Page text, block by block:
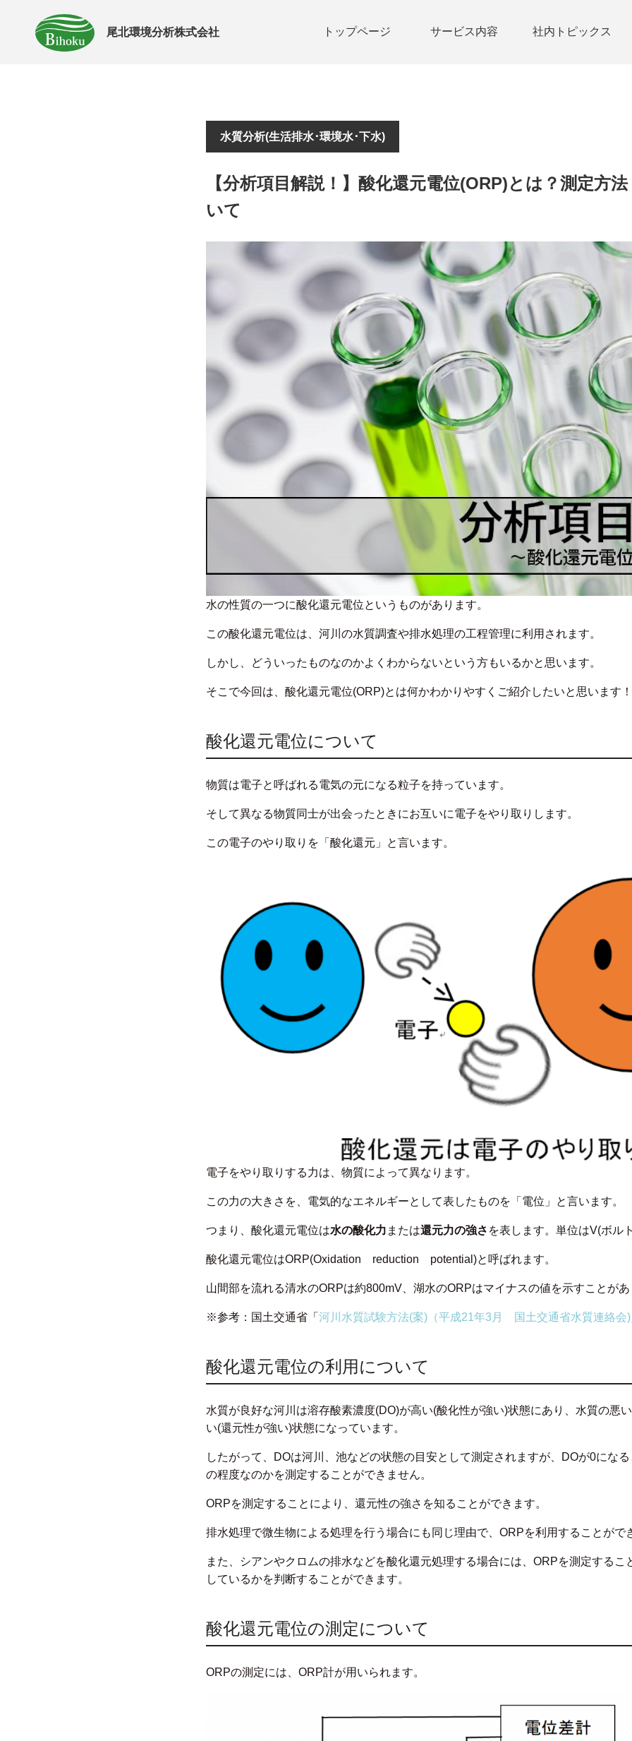
尾北環境分析株式会社 トップページ サービス内容 社内トピックス
水質分析(生活排水･環境水･下水)
【分析項目解説！】酸化還元電位(ORP)とは？測定方
いて
水の性質の一つに酸化還元電位というものがあります。
この酸化還元電位は、河川の水質調査や排水処理の工程管理に利用されます。
しかし、どういったものなのかよくわからないという方もいるかと思います。
そこで今回は、酸化還元電位(ORP)とは何かわかりやすくご紹介したいと思います！
酸化還元電位について
物質は電子と呼ばれる電気の元になる粒子を持っています。
そして異なる物質同士が出会ったときにお互いに電子をやり取りします。
この電子のやり取りを「酸化還元」と言います。
電子をやり取りする力は、物質によって異なります。
この力の大きさを、電気的なエネルギーとして表したものを「電位」と言います。
つまり、酸化還元電位は水の酸化力 または還元力の強さ を表します。単位はV(ボル
酸化還元電位はORP(Oxidation reduction potential)と呼ばれます。
山間部を流れる清水のORPは約800mV、湖水のORPはマイナスの値を示すことが
※参考：国土交通省「 河川水質試験方法(案)（平成21年3月 国土交通省水質連絡会)
酸化還元電位の利用について
水質が良好な河川は溶存酸素濃度(DO)が高い(酸化性が強い)状態にあり、水質の悪
い(還元性が強い)状態になっています。
したがって、DOは河川、池などの状態の目安として測定されますが、DOが0にな
の程度なのかを測定することができません。
ORPを測定することにより、還元性の強さを知ることができます。
排水処理で微生物による処理を行う場合にも同じ理由で、ORPを利用することがで
また、シアンやクロムの排水などを酸化還元処理する場合には、ORPを測定するこ
しているかを判断することができます。
酸化還元電位の測定について
ORPの測定には、ORP計が用いられます。